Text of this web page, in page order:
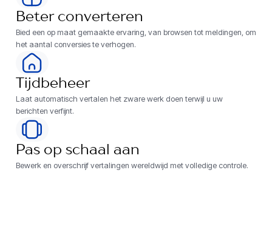
Beter converteren
Bied een op maat gemaakte ervaring, van browsen tot meldingen, om
het aantal conversies te verhogen.
Tijdbeheer
Laat automatisch vertalen het zware werk doen terwijl u uw
berichten verfijnt.
Pas op schaal aan
Bewerk en overschrijf vertalingen wereldwijd met volledige controle.